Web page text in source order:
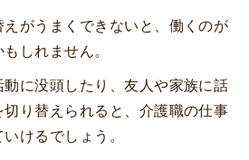
がうまくできないと、働くのが
しれません。
に没頭したり、友人や家族に話
切り替えられると、介護職の仕事
けるでしょう。